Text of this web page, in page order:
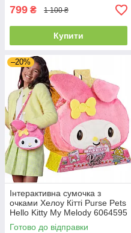
799 ₴ 1 100 ₴
Купити
–20%
Інтерактивна сумочка з
очками Хелоу Кітті Purse Pets
Hello Kitty My Melody 6064595
Spin Master
Готово до відправки